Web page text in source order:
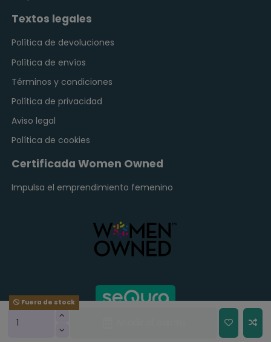
Fuera de stock
Textos legales
Política de devoluciones
Política de envíos
Términos y condiciones
Política de privacidad
Aviso legal
Política de cookies
Certificada Women Owned
Impulsa el emprendimiento femenino
Copyright © 2024